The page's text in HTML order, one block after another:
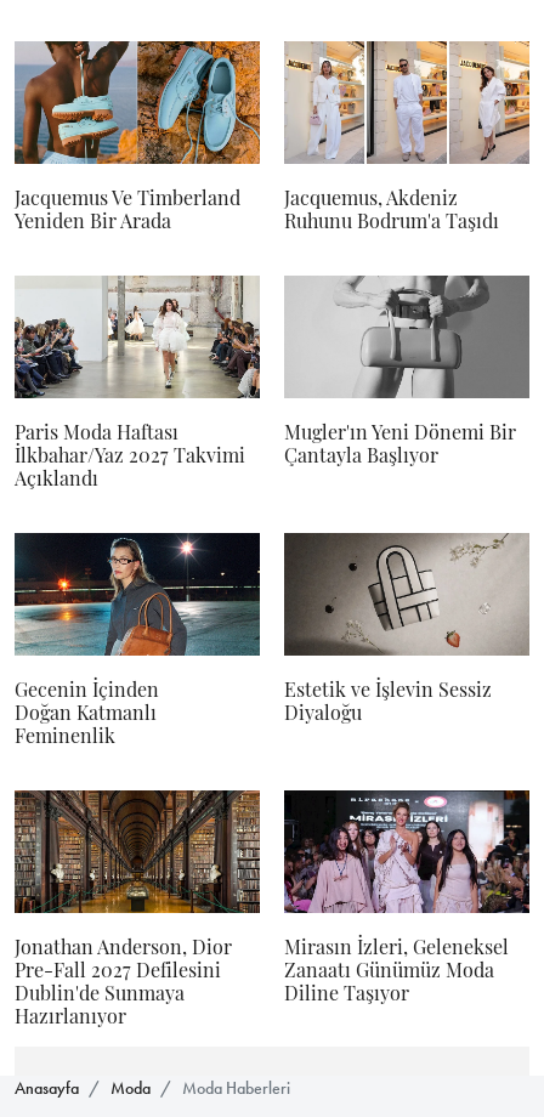
Jacquemus Ve Timberland
Yeniden Bir Arada
Jacquemus, Akdeniz
Ruhunu Bodrum'a Taşıdı
Paris Moda Haftası
İlkbahar/Yaz 2027 Takvimi
Açıklandı
Mugler'ın Yeni Dönemi Bir
Çantayla Başlıyor
Gecenin İçinden
Doğan Katmanlı
Feminenlik
Estetik ve İşlevin Sessiz
Diyaloğu
Jonathan Anderson, Dior
Pre-Fall 2027 Defilesini
Dublin'de Sunmaya
Hazırlanıyor
Mirasın İzleri, Geleneksel
Zanaatı Günümüz Moda
Diline Taşıyor
Anasayfa Moda Moda Haberleri